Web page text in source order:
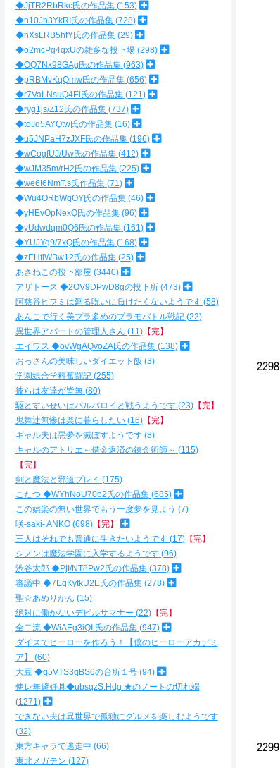
2298
2299
◆JjTR2RbRkc氏の作品集 153
◆n10Jn3YkRI氏の作品集 728
◆nXsLRB5hfY氏の作品集 29
◆o2mcPg4qxUの雑多な投下場 298
◆OQ7Nx98GAg氏の作品集 963
◆pRBMvKqQmw氏の作品集 656
◆r7VaLNsuQ4Ei氏の作品集 121
◆ryg1js/Z12氏の作品集 737
◆toJd5AYQtw氏の作品集 16
◆u5JNPaH7zJXF氏の作品集 196
◆wCogfUJ/Uw氏の作品集 412
◆wJM35m/rH2氏の作品集 225
◆we6I6NmT.s氏作品集 71
◆Wu4ORbWqOY氏の作品集 46
◆yHEvOpNexQ氏の作品集 96
◆yUdwdqm0Q6氏の作品集 161
◆YUJYq9/7xQ氏の作品集 168
◆zEHfiWBw12氏の作品集 25
あさねこの投下部屋 3440
アザトース ◆2OV9DPwD8gの投下所 473
阿慈谷ヒフミは廻る呪いに負けたくないようです 58
あんこで行く美プラ多めのプラモバトル戦記 22
異世界アパートの管理人さん 11 【完】
エイワス ◆ovWgAQvoZA氏の作品集 138
おっさんの美味しいダイエット飯 3
学園総合学科奮闘記 255
彼らは友達が皆無 80
駆とすいせいはバルバロイと戦うようです 23 【完】
鬼舞辻無惨は楽に暮らしたい 16 【完】
ギャル夫は悪夢を滅ぼすようです 8
キャルのアトリエ～借金返済の錬金術師～
115
【完】
剣と魔法と邪道プレイ
175
こたつ ◆WYhNoU70b2氏の作品集 685
この娯楽の無い世界でもう一度夢を見よう
7
咲-saki- ANKO 698 【完】
三人はそれでも普通に生きたいようです 17 【完】
シノンは魔法学園に入学するようです 96
渋谷太郎 ◆PjI/NT8Pw2氏の作品集 378
審議中 ◆7EqKytkU2E氏の作品集 278
聖☆あめりかん 15
絶対に働かないデビルサマナー 22 【完】
全二流 ◆WiAEg3iQI.氏の作品集 947
ダイスでヒーローを作ろう！【僕のヒーローアカデミ
ア】
60
大豆 ◆g5VTS3qBS6の台所１号 94
使レ無避妊具◆ubsqzS.Hdg ★のノートの切れ端
1271
できない夫は異世界で孤独にグルメを楽しむようです
32
東方キャラで逃走中 66
東北メガテン 127